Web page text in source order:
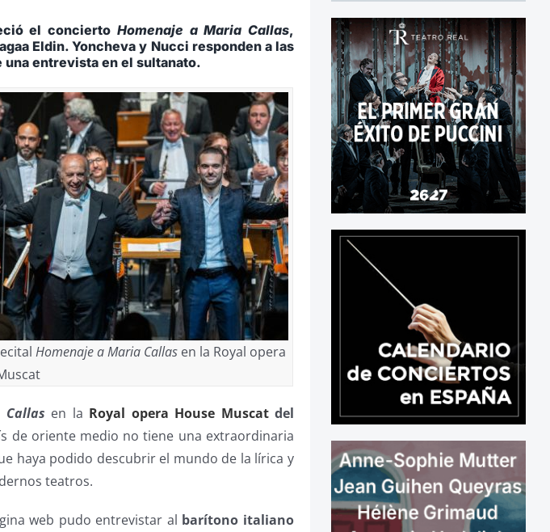
el concierto Homenaje a Maria Callas,
Eldin. Yoncheva y Nucci responden a las
entrevista en el sultanato.
Homenaje a Maria Callas en la Royal opera
Callas en la Royal opera House Muscatdel
de oriente medio no tiene una extraordinaria
haya podido descubrir el mundo de la lírica y
teatros.
web pudo entrevistar al barítono italiano